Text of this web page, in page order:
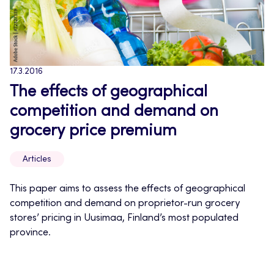
17.3.2016
The effects of geographical
competition and demand on
grocery price premium
Articles
This paper aims to assess the effects of geographical
competition and demand on proprietor-run grocery
stores’ pricing in Uusimaa, Finland’s most populated
province.